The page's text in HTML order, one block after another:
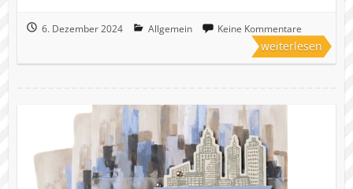
6. Dezember 2024 Allgemein Keine Kommentare
weiterlesen